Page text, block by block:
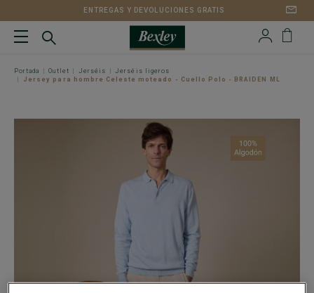
ENTREGAS Y DEVOLUCIONES GRATIS
Portada Outlet Jerséis
Jerséis ligeros
Jersey para hombre Celeste moteado - Cuello Polo - BRAIDEN ML